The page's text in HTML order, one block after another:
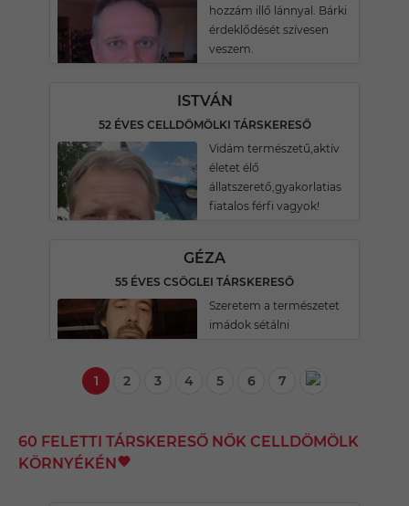
hozzám illő lánnyal. Bárki
érdeklődését szívesen
veszem.
ISTVÁN
52 ÉVES CELLDÖMÖLKI TÁRSKERESŐ
Vidám természetű,aktív
életet élő
állatszerető,gyakorlatias
fiatalos férfi vagyok!
GÉZA
55 ÉVES CSÖGLEI TÁRSKERESŐ
Szeretem a természetet
imádok sétálni
1 2 3 4 5 6 7
60 FELETTI TÁRSKERESŐ NŐK CELLDÖMÖLK
KÖRNYÉKÉN